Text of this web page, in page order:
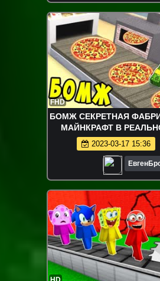
FHD
БОМЖ СЕКРЕТНАЯ
МАЙНКРАФТ В
ВИДЕО ДЕВУШКА
ВЫЖИВАНИЕ
2023-03-17 15:36